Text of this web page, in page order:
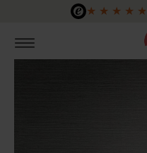
Zum Hauptinhalt springen
★ ★ ★ ★ ★